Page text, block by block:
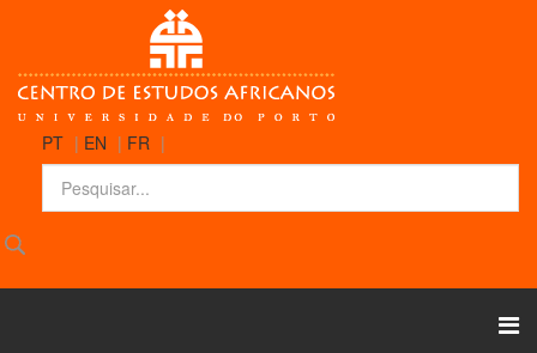
PT | EN | FR |